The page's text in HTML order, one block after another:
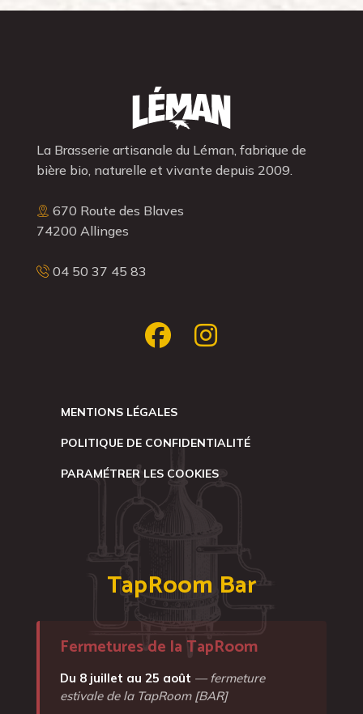
La Brasserie artisanale du Léman, fabrique de
bière bio, naturelle et vivante depuis 2009.
670 Route des Blaves
74200 Allinges
04 50 37 45 83
MENTIONS LÉGALES
POLITIQUE DE CONFIDENTIALITÉ
PARAMÉTRER LES COOKIES
TapRoom Bar
Fermetures de la TapRoom
Du 8 juillet au 25 août — fermeture
estivale de la TapRoom [BAR]